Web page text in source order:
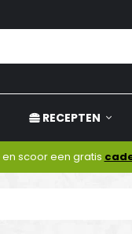
RECEPTEN
en scoor een gratis